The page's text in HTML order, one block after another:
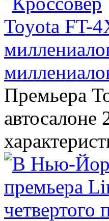
Премьера